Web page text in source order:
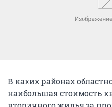
В каких районах
наибольшая стоимость
вторичного жилья за